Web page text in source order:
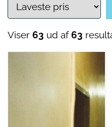
Viser 63 ud af63